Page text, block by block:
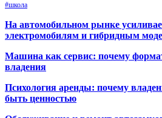
#школа
На автомобильном рынке
электромобилям и гибридным
Машина как сервис: почему
владения
Психология аренды: почему
быть ценностью